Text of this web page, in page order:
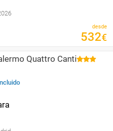
desde
532€
Quattro Canti